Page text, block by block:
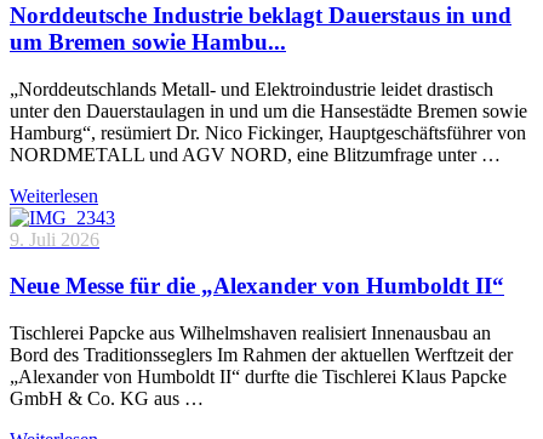
Norddeutsche Industrie beklagt Dauerstaus in und
um Bremen sowie Hambu...
„Norddeutschlands Metall- und Elektroindustrie leidet drastisch
unter den Dauerstaulagen in und um die Hansestädte Bremen sowie
Hamburg“, resümiert Dr. Nico Fickinger, Hauptgeschäftsführer von
NORDMETALL und AGV NORD, eine Blitzumfrage unter …
Weiterlesen
9. Juli 2026
Neue Messe für die „Alexander von Humboldt II“
Tischlerei Papcke aus Wilhelmshaven realisiert Innenausbau an
Bord des Traditionsseglers Im Rahmen der aktuellen Werftzeit der
„Alexander von Humboldt II“ durfte die Tischlerei Klaus Papcke
GmbH & Co. KG aus …